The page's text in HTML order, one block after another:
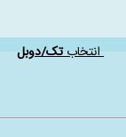
انتخابتک/دوبل